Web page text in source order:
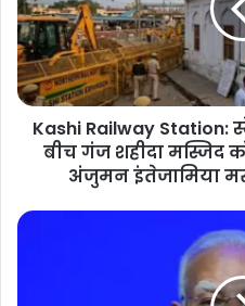
विस्तार
परियोजना
के
बीच
गंज
शहीदा
मस्जिद
करने
Kashi Railway Station:
बीच गंज शहीदा मस्जिद
अंजुमन इंतेजामिया
PM